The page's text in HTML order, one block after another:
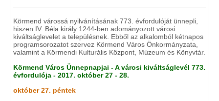
Körmend várossá nyilvánításának 773. évfordulóját ünnepli,
hiszen IV. Béla király 1244-ben adományozott városi
kiváltságlevelet a településnek. Ebből az alkalomból kétnapos
programsorozatot szervez Körmend Város Önkormányzata,
valamint a Körmendi Kulturális Központ, Múzeum és Könyvtár.
Körmend Város Ünnepnapjai - A városi kiváltságlevél 773.
évfordulója - 2017. október 27 - 28.
október 27. péntek